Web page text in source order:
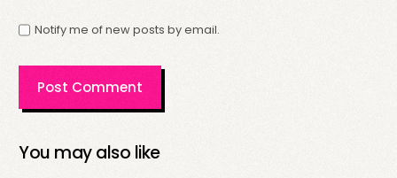
Notify me of new posts by email.
You may also like